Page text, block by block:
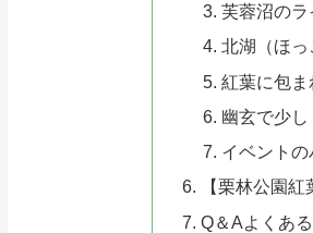
芙蓉沼の
北湖（ほっ
紅葉に包ま
幽玄で少
イベント
【栗林公園
Q＆Aよくあ